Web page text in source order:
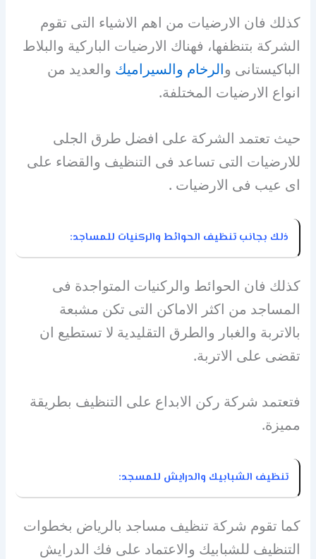
كذلك فان الارضيات من اهم الاشياء التى تقوم
الشركة بتنظفها، فهناك الارضيات الباركية والبلاط
الباكيستانى والرخام والسيراميك والعديد من
انواع الارضيات المختلفة.
حيث تعتمد الشركة على افضل طرق الجلى
للارضيات التى تساعد فى التنظيف والقضاء على
اى عيب فى الارضيات .
ذلك بجانب تنظيف الحوائط والركنيات للمساجد:
كذلك فان الحوائط والركنيات المتواجدة فى
المساجد من اكثر الاماكن التى تكن مشبعة
بالاتربة والغبار والطرق التقليدية لا تستطيع ان
تقضى على الاتربة.
فتعتمد شركة ركن الابداع على التنظيف بطريقة
مميزة.
تنظيف الشبابيك والدرايش للمسجد:
كما تقوم شركة تنظيف مساجد بالرياض بخطوات
التنظيف للشبابيك والاعتماد على فك الدرايش